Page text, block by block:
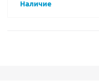
Наличие